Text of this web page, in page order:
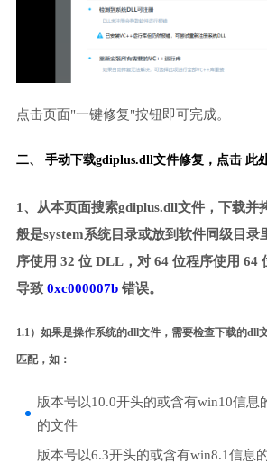
点击页面"一键修复"按钮即可完成。
二、 手动下载gdiplus.dll文件修复， 点击 此
1、从本页面搜索gdiplus.dll文件，下载并
般是system系统目录或放到软件同级目录
序使用 32 位 DLL，对 64 位程序使用 64
导致 0xc000007b错误。
1.1）如果是操作系统的dll文件，需要检查下载的dll
匹配，如：
版本号以10.0开头的或含有win10信息
的文件
版本号以6.3开头的或含有win8.1信息